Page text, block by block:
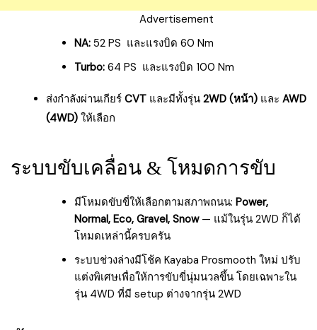
Advertisement
NA: 52 PS และแรงบิด 60 Nm
Turbo: 64 PS และแรงบิด 100 Nm
ส่งกำลังผ่านเกียร์ CVT และมีทั้งรุ่น 2WD (หน้า) และ AWD
(4WD) ให้เลือก
ระบบขับเคลื่อน & โหมดการขับ
มีโหมดขับขี่ให้เลือกตามสภาพถนน: Power,
Normal, Eco, Gravel, Snow— แม้ในรุ่น 2WD ก็ได้
โหมดเหล่านี้ครบครัน
ระบบช่วงล่างมีโช้ค Kayaba Prosmooth ใหม่ ปรับ
แต่งพิเศษเพื่อให้การขับขี่นุ่มนวลขึ้น โดยเฉพาะใน
รุ่น 4WD ที่มี setup ต่างจากรุ่น 2WD